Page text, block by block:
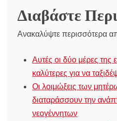
Διαβάστε
Ανακαλύψτε περισσότερα
Αυτές οι δύο μέρες της
καλύτερες για να
Οι λοιμώξεις των
διαταράσσουν την
νεογέννητων